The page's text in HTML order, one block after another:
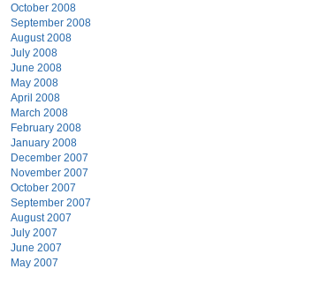
October 2008
September 2008
August 2008
July 2008
June 2008
May 2008
April 2008
March 2008
February 2008
January 2008
December 2007
November 2007
October 2007
September 2007
August 2007
July 2007
June 2007
May 2007